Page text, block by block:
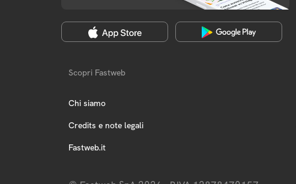
Scopri Fastweb
Chi siamo
Credits e note legali
Fastweb.it